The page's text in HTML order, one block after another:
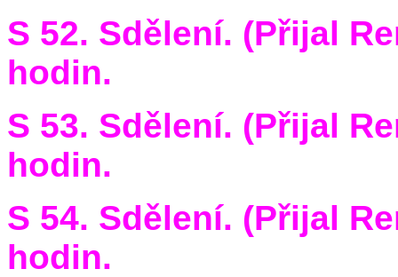
S 52. Sdělení. (Přijal
hodin.
S 53. Sdělení. (Přijal
hodin.
S 54. Sdělení. (Přijal
hodin.